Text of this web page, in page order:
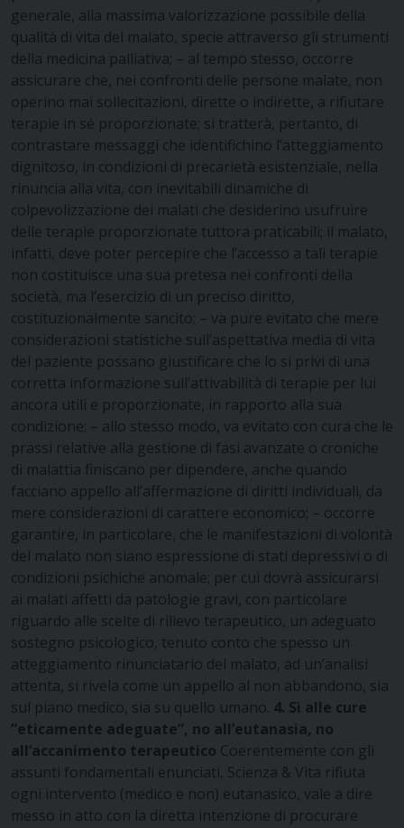
generale, alla massima valorizzazione possibile della
qualità di vita del malato, specie attraverso gli strumenti
della medicina palliativa; – al tempo stesso, occorre
assicurare che, nei confronti delle persone malate, non
operino mai sollecitazioni, dirette o indirette, a rifiutare
terapie in sé proporzionate; si tratterà, pertanto, di
contrastare messaggi che identifichino l’atteggiamento
dignitoso, in condizioni di precarietà esistenziale, nella
rinuncia alla vita, con inevitabili dinamiche di
colpevolizzazione dei malati che desiderino usufruire
delle terapie proporzionate tuttora praticabili; il malato,
infatti, deve poter percepire che l’accesso a tali terapie
non costituisce una sua pretesa nei confronti della
società, ma l’esercizio di un preciso diritto,
costituzionalmente sancito; – va pure evitato che mere
considerazioni statistiche sull’aspettativa media di vita
del paziente possano giustificare che lo si privi di una
corretta informazione sull’attivabilità di terapie per lui
ancora utili e proporzionate, in rapporto alla sua
condizione; – allo stesso modo, va evitato con cura che le
prassi relative alla gestione di fasi avanzate o croniche
di malattia finiscano per dipendere, anche quando
facciano appello all’affermazione di diritti individuali, da
mere considerazioni di carattere economico; – occorre
garantire, in particolare, che le manifestazioni di volontà
del malato non siano espressione di stati depressivi o di
condizioni psichiche anomale; per cui dovrà assicurarsi
ai malati affetti da patologie gravi, con particolare
riguardo alle scelte di rilievo terapeutico, un adeguato
sostegno psicologico, tenuto conto che spesso un
atteggiamento rinunciatario del malato, ad un’analisi
attenta, si rivela come un appello al non abbandono, sia
sul piano medico, sia su quello umano. 4. Sì alle cure
“eticamente adeguate”, no all’eutanasia, no
all’accanimento terapeutico Coerentemente con gli
assunti fondamentali enunciati, Scienza & Vita rifiuta
ogni intervento (medico e non) eutanasico, vale a dire
messo in atto con la diretta intenzione di procurare